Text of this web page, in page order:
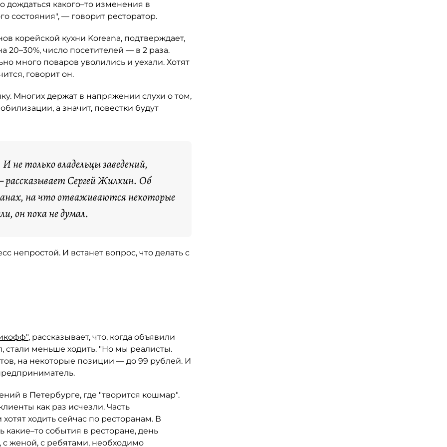
какого–то изменения в
состояния", — говорит ресторатор.
корейской кухни Koreana, подтверждает,
20–30%, число посетителей — в 2 раза.
много поваров уволились и уехали. Хотят
говорит он.
Многих держат в напряжении слухи о том,
а значит, повестки будут
не только владельцы заведений,
рассказывает Сергей Жилкин. Об
на что отваживаются некоторые
он пока не думал.
непростой. И встанет вопрос, что делать с
, рассказывает, что, когда объявили
меньше ходить. "Но мы реалисты.
на некоторые позиции — до 99 рублей. И
в Петербурге, где "творится кошмар".
как раз исчезли. Часть
ходить сейчас по ресторанам. В
события в ресторане, день
женой, с ребятами, необходимо